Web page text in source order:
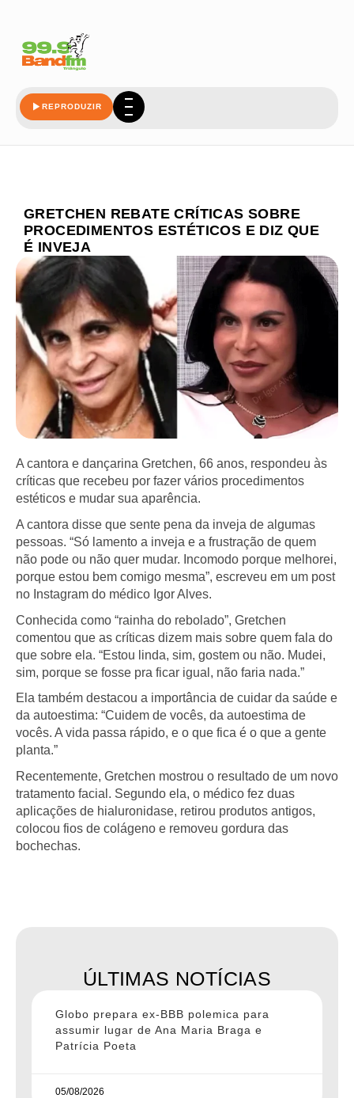
REPRODUZIR
GRETCHEN REBATE CRÍTICAS SOBRE
PROCEDIMENTOS ESTÉTICOS E DIZ QUE
É INVEJA
A cantora e dançarina Gretchen, 66 anos, respondeu às
críticas que recebeu por fazer vários procedimentos
estéticos e mudar sua aparência.
A cantora disse que sente pena da inveja de algumas
pessoas. “Só lamento a inveja e a frustração de quem
não pode ou não quer mudar. Incomodo porque melhorei,
porque estou bem comigo mesma”, escreveu em um post
no Instagram do médico Igor Alves.
Conhecida como “rainha do rebolado”, Gretchen
comentou que as críticas dizem mais sobre quem fala do
que sobre ela. “Estou linda, sim, gostem ou não. Mudei,
sim, porque se fosse pra ficar igual, não faria nada.”
Ela também destacou a importância de cuidar da saúde e
da autoestima: “Cuidem de vocês, da autoestima de
vocês. A vida passa rápido, e o que fica é o que a gente
planta.”
Recentemente, Gretchen mostrou o resultado de um novo
tratamento facial. Segundo ela, o médico fez duas
aplicações de hialuronidase, retirou produtos antigos,
colocou fios de colágeno e removeu gordura das
bochechas.
ÚLTIMAS NOTÍCIAS
Globo prepara ex-BBB polemica para
assumir lugar de Ana Maria Braga e
Patrícia Poeta
05/08/2026